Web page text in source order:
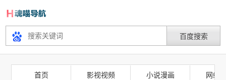
首页 影视视频 小说漫画 网络